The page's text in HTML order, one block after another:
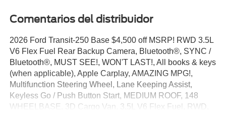
Comentarios del distribuidor
2026 Ford Transit-250 Base $4,500 off MSRP! RWD 3.5L
V6 Flex Fuel Rear Backup Camera, Bluetooth®, SYNC /
Bluetooth®, MUST SEE!, WON'T LAST!, All books & keys
(when applicable), Apple Carplay, AMAZING MPG!,
Multifunction Steering Wheel, Lane Keeping Assist,
Keyless Go / Push Button Start, MEDIUM ROOF, 148
WHEELBASE, 3D Cargo Van, 3.5L V6 Flex Fuel, RWD,